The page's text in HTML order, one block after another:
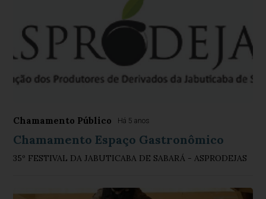
Chamamento Público Há 5 anos
Chamamento Espaço Gastronômico
35º FESTIVAL DA JABUTICABA DE SABARÁ - ASPRODEJAS